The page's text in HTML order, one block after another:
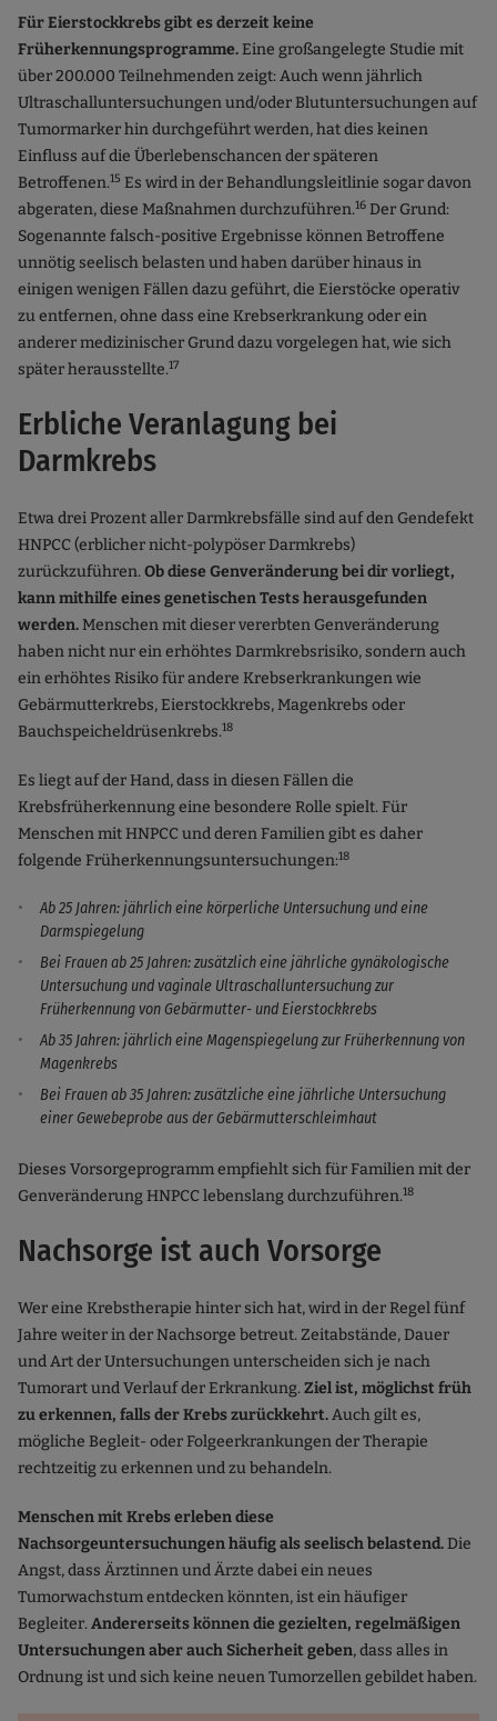
Für Eierstockkrebs gibt es derzeit keine
Früherkennungsprogramme.Eine großangelegte Studie mit
über 200.000 Teilnehmenden zeigt: Auch wenn jährlich
Ultraschalluntersuchungen und/oder Blutuntersuchungen auf
Tumormarker hin durchgeführt werden, hat dies keinen
Einfluss auf die Überlebenschancen der späteren
Betroffenen.15 Es wird in der Behandlungsleitlinie sogar davon
abgeraten, diese Maßnahmen durchzuführen.16 Der Grund:
Sogenannte falsch-positive Ergebnisse können Betroffene
unnötig seelisch belasten und haben darüber hinaus in
einigen wenigen Fällen dazu geführt, die Eierstöcke operativ
zu entfernen, ohne dass eine Krebserkrankung oder ein
anderer medizinischer Grund dazu vorgelegen hat, wie sich
später herausstellte.17
Erbliche Veranlagung bei
Darmkrebs
Etwa drei Prozent aller Darmkrebsfälle sind auf den Gendefekt
HNPCC (erblicher nicht-polypöser Darmkrebs)
zurückzuführen.Ob diese Genveränderung bei dir vorliegt,
kann mithilfe eines genetischen Tests herausgefunden
werden.Menschen mit dieser vererbten Genveränderung
haben nicht nur ein erhöhtes Darmkrebsrisiko, sondern auch
ein erhöhtes Risiko für andere Krebserkrankungen wie
Gebärmutterkrebs, Eierstockkrebs, Magenkrebs oder
Bauchspeicheldrüsenkrebs.18
Es liegt auf der Hand, dass in diesen Fällen die
Krebsfrüherkennung eine besondere Rolle spielt. Für
Menschen mit HNPCC und deren Familien gibt es daher
folgende Früherkennungsuntersuchungen:18
Ab 25 Jahren: jährlich eine körperliche Untersuchung und eine
Darmspiegelung
Bei Frauen ab 25 Jahren: zusätzlich eine jährliche gynäkologische
Untersuchung und vaginale Ultraschalluntersuchung zur
Früherkennung von Gebärmutter- und Eierstockkrebs
Ab 35 Jahren: jährlich eine Magenspiegelung zur Früherkennung von
Magenkrebs
Bei Frauen ab 35 Jahren: zusätzliche eine jährliche Untersuchung
einer Gewebeprobe aus der Gebärmutterschleimhaut
Dieses Vorsorgeprogramm empfiehlt sich für Familien mit der
Genveränderung HNPCC lebenslang durchzuführen.18
Nachsorge ist auch Vorsorge
Wer eine Krebstherapie hinter sich hat, wird in der Regel fünf
Jahre weiter in der Nachsorge betreut. Zeitabstände, Dauer
und Art der Untersuchungen unterscheiden sich je nach
Tumorart und Verlauf der Erkrankung.Ziel ist, möglichst früh
zu erkennen, falls der Krebs zurückkehrt.Auch gilt es,
mögliche Begleit- oder Folgeerkrankungen der Therapie
rechtzeitig zu erkennen und zu behandeln.
Menschen mit Krebs erleben diese
Nachsorgeuntersuchungen häufig als seelisch belastend.Die
Angst, dass Ärztinnen und Ärzte dabei ein neues
Tumorwachstum entdecken könnten, ist ein häufiger
Begleiter.Andererseits können die gezielten, regelmäßigen
Untersuchungen aber auch Sicherheit geben, dass alles in
Ordnung ist und sich keine neuen Tumorzellen gebildet haben.